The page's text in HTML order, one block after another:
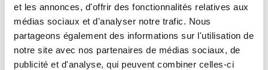
et les annonces, d'offrir des fonctionnalités relatives aux
médias sociaux et d'analyser notre trafic. Nous
partageons également des informations sur l'utilisation de
notre site avec nos partenaires de médias sociaux, de
publicité et d'analyse, qui peuvent combiner celles-ci
Qualifications et diplômes :
Profil recherché :